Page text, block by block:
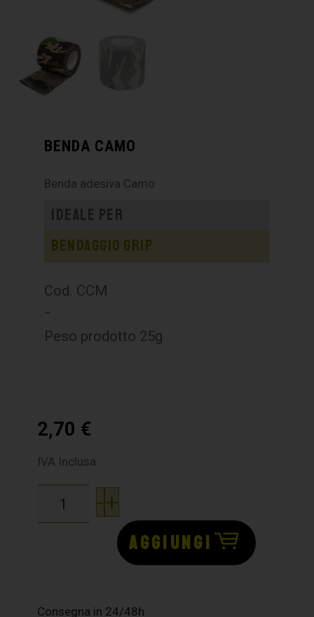
BENDA CAMO
Benda adesiva Camo
Ideale per
Bendaggio grip
Cod. CCM
–
Peso prodotto 25g
2,70 €
IVA Inclusa
-+
AGGIUNGI
Consegna in 24/48h